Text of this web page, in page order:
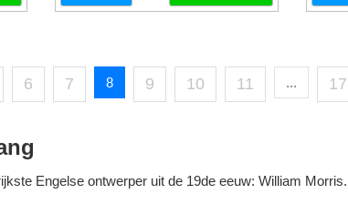
6 7 8 9 10 11 ... 17
Engelse ontwerper uit de 19de eeuw: William Morris.